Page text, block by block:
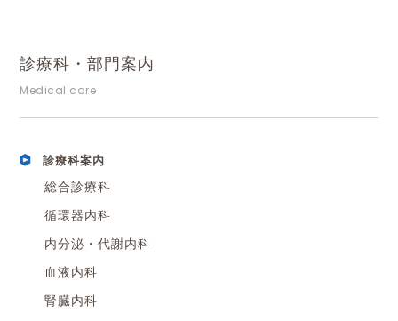
診療科・部門案内
Medical care
診療科案内
総合診療科
循環器内科
内分泌・代謝内科
血液内科
腎臓内科